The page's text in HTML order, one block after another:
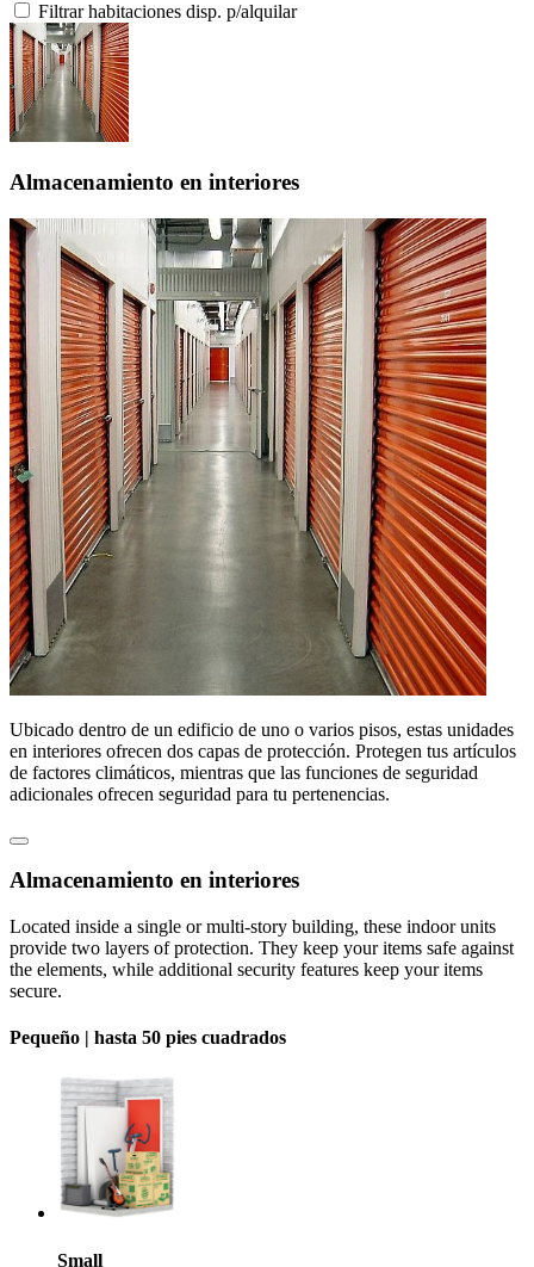
Filtrar habitaciones disp. p/alquilar
Almacenamiento en interiores
Ubicado dentro de un edificio de uno o varios pisos, estas unidades
en interiores ofrecen dos capas de protección. Protegen tus artículos
de factores climáticos, mientras que las funciones de seguridad
adicionales ofrecen seguridad para tu pertenencias.
Almacenamiento en interiores
Located inside a single or multi-story building, these indoor units
provide two layers of protection. They keep your items safe against
the elements, while additional security features keep your items
secure.
Pequeño | hasta 50 pies cuadrados
Small